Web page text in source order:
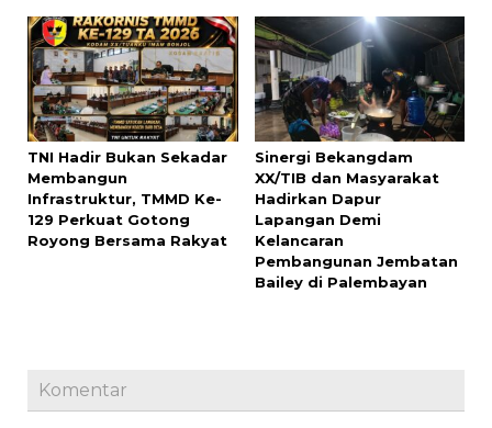
TNI Hadir Bukan Sekadar
Membangun
Infrastruktur, TMMD Ke-
129 Perkuat Gotong
Royong Bersama Rakyat
Sinergi Bekangdam
XX/TIB dan Masyarakat
Hadirkan Dapur
Lapangan Demi
Kelancaran
Pembangunan Jembatan
Bailey di Palembayan
Komentar